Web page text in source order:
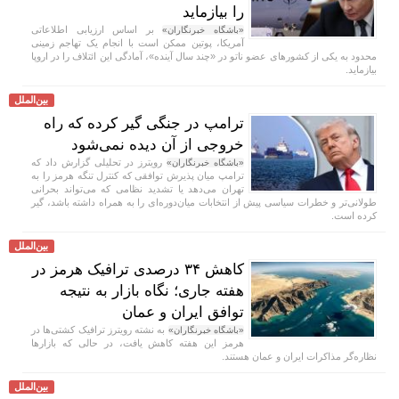
را بیازماید
«باشگاه خبرنگاران»بر اساس ارزیابی اطلاعاتی
آمریکا، پوتین ممکن است با انجام یک تهاجم زمینی
محدود به یکی از کشور‌های عضو ناتو در «چند سال آینده»، آمادگی این ائتلاف را در اروپا
بیازماید.
بین‌الملل
ترامپ در جنگی گیر کرده که راه
خروجی از آن دیده نمی‌شود
«باشگاه خبرنگاران»رویترز در تحلیلی گزارش داد که
ترامپ میان پذیرش توافقی که کنترل تنگه هرمز را به
تهران می‌دهد یا تشدید نظامی که می‌تواند بحرانی
طولانی‌تر و خطرات سیاسی پیش از انتخابات میان‌دوره‌ای را به همراه داشته باشد، گیر
کرده است.
بین‌الملل
کاهش ۳۴ درصدی ترافیک هرمز در
هفته جاری؛ نگاه بازار به نتیجه
توافق ایران و عمان
«باشگاه خبرنگاران» به نشته رویترز ترافیک کشتی‌ها در
هرمز این هفته کاهش یافت، در حالی که بازار‌ها
نظاره‌گر مذاکرات ایران و عمان هستند.
بین‌الملل